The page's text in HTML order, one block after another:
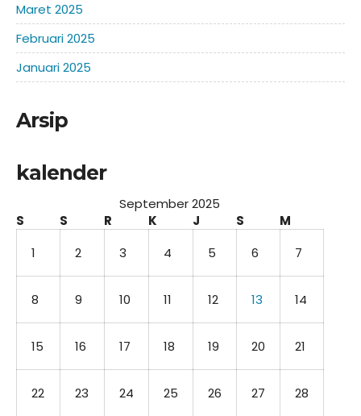
Maret 2025
Februari 2025
Januari 2025
Arsip
kalender
September 2025
S
S R K J S
M
1
2 3 4 5 6 7
8 9 10 11 12 13 14
15 16 17 18 19 20 21
22 23 24 25 26 27 28